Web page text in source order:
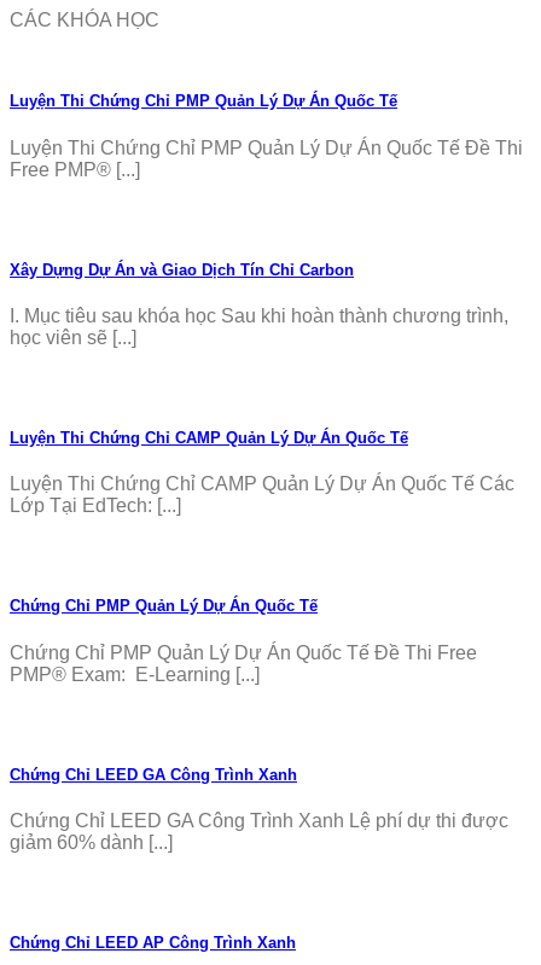
CÁC KHÓA HỌC
Luyện Thi Chứng Chỉ PMP Quản Lý Dự Án Quốc Tế
Luyện Thi Chứng Chỉ PMP Quản Lý Dự Án Quốc Tế Đề Thi
Free PMP® [...]
Xây Dựng Dự Án và Giao Dịch Tín Chỉ Carbon
I. Mục tiêu sau khóa học Sau khi hoàn thành chương trình,
học viên sẽ [...]
Luyện Thi Chứng Chỉ CAMP Quản Lý Dự Án Quốc Tế
Luyện Thi Chứng Chỉ CAMP Quản Lý Dự Án Quốc Tế Các
Lớp Tại EdTech: [...]
Chứng Chỉ PMP Quản Lý Dự Án Quốc Tế
Chứng Chỉ PMP Quản Lý Dự Án Quốc Tế Đề Thi Free
PMP® Exam: E-Learning [...]
Chứng Chỉ LEED GA Công Trình Xanh
Chứng Chỉ LEED GA Công Trình Xanh Lệ phí dự thi được
giảm 60% dành [...]
Chứng Chỉ LEED AP Công Trình Xanh